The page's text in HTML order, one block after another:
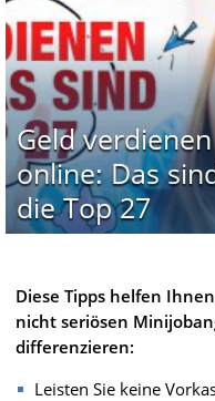
Geld verdienen
online: Das
die Top 27
Diese Tipps helfen
nicht seriösen
differenzieren:
Leisten Sie keine